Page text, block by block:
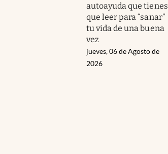
autoayuda que tienes
que leer para “sanar”
tu vida de una buena
vez
jueves, 06 de Agosto de
2026